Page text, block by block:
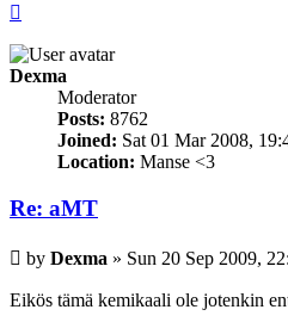
Dexma
Moderator
Posts: 8762
Joined: Sat 01 Mar 2008,
Location: Manse <3
Re: aMT
Post
by Dexma » Sun 20 Sep 2009,
Eikös tämä kemikaali ole jotenkin